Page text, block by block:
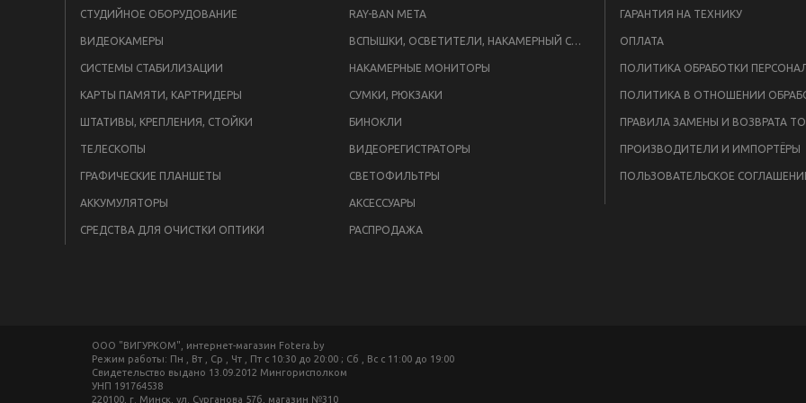
СТУДИЙНОЕ ОБОРУДОВАНИЕ RAY-BAN META
ВИДЕОКАМЕРЫ ВСПЫШКИ, ОСВЕТИТЕЛИ, НАКАМЕРНЫЙ СВЕТ
СИСТЕМЫ СТАБИЛИЗАЦИИ НАКАМЕРНЫЕ МОНИТОРЫ
КАРТЫ ПАМЯТИ, КАРТРИДЕРЫ СУМКИ, РЮКЗАКИ
ШТАТИВЫ, КРЕПЛЕНИЯ, СТОЙКИ БИНОКЛИ
ТЕЛЕСКОПЫ ВИДЕОРЕГИСТРАТОРЫ
ГРАФИЧЕСКИЕ ПЛАНШЕТЫ СВЕТОФИЛЬТРЫ
АККУМУЛЯТОРЫ АКСЕССУАРЫ
СРЕДСТВА ДЛЯ ОЧИСТКИ ОПТИКИ РАСПРОДАЖА
ГАРАНТИЯ НА ТЕХНИКУ
ОПЛАТА
ПРАВИЛА ЗАМЕНЫ И ВОЗВРАТА
ПРОИЗВОДИТЕЛИ И ИМПОРТЁРЫ
ПОЛЬЗОВАТЕЛЬСКОЕ
ООО "ВИГУРКОМ", интернет-магазин Fotera.by
Режим работы: Пн , Вт , Ср , Чт , Пт c 10:30 до 20:00 ; Сб , Вс c 11:00 до 19:00
Свидетельство выдано 13.09.2012 Мингорисполком
УНП 191764538
220100, г. Минск, ул. Сурганова 57б, магазин №310